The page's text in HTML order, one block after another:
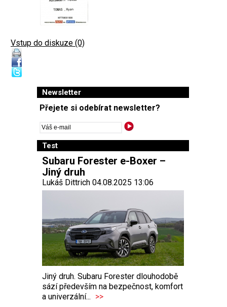
Vstup do diskuze (0)
Newsletter
Přejete si odebírat newsletter?
Test
Subaru Forester e-Boxer –
Jiný druh
Lukáš Dittrich 04.08.2025 13:06
Jiný druh. Subaru Forester dlouhodobě
sází především na bezpečnost, komfort
a univerzální... >>